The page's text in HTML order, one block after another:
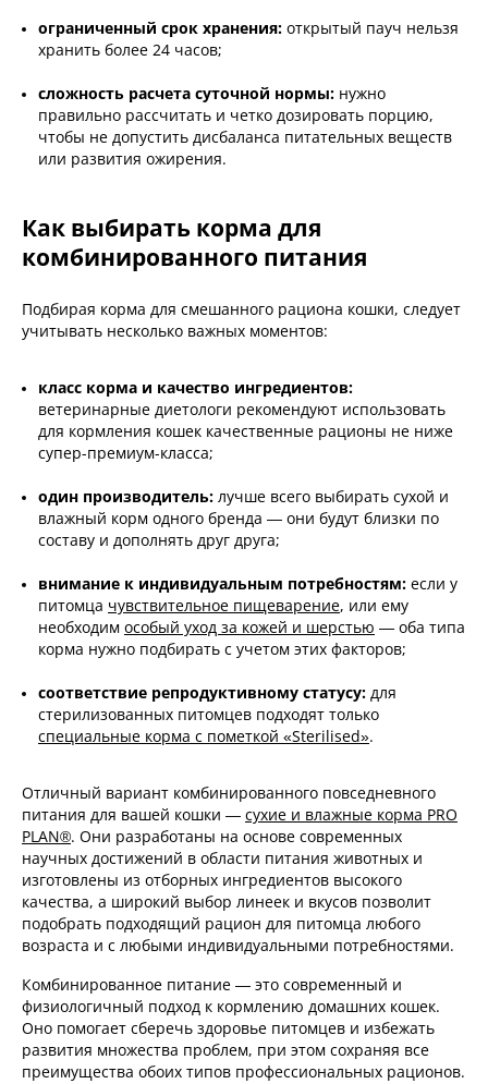
ограниченный срок хранения: открытый пауч нельзя
хранить более 24 часов;
сложность расчета суточной нормы: нужно
правильно рассчитать и четко дозировать порцию,
чтобы не допустить дисбаланса питательных веществ
или развития ожирения.
Как выбирать корма для
комбинированного питания
Подбирая корма для смешанного рациона кошки, следует
учитывать несколько важных моментов:
класс корма и качество ингредиентов:
ветеринарные диетологи рекомендуют использовать
для кормления кошек качественные рационы не ниже
супер-премиум-класса;
один производитель: лучше всего выбирать сухой и
влажный корм одного бренда — они будут близки по
составу и дополнять друг друга;
внимание к индивидуальным потребностям: если у
питомца чувствительное пищеварение, или ему
необходим особый уход за кожей и шерстью — оба типа
корма нужно подбирать с учетом этих факторов;
соответствие репродуктивному статусу: для
стерилизованных питомцев подходят только
специальные корма с пометкой «Sterilised».
Отличный вариант комбинированного повседневного
питания для вашей кошки — сухие и влажные корма PRO
PLAN®. Они разработаны на основе современных
научных достижений в области питания животных и
изготовлены из отборных ингредиентов высокого
качества, а широкий выбор линеек и вкусов позволит
подобрать подходящий рацион для питомца любого
возраста и с любыми индивидуальными потребностями.
Комбинированное питание — это современный и
физиологичный подход к кормлению домашних кошек.
Оно помогает сберечь здоровье питомцев и избежать
развития множества проблем, при этом сохраняя все
преимущества обоих типов профессиональных рационов.